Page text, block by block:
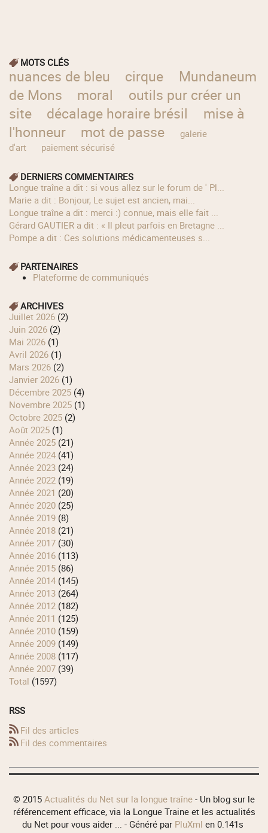
MOTS CLÉS
nuances de bleu cirque
Mundaneum
de Mons
moral
outils pur créer un
site
décalage horaire brésil
mise à
l'honneur
mot de passe
galerie
d'art
paiement sécurisé
DERNIERS COMMENTAIRES
longue traîne a dit : si vous allez sur le forum de ' Pl...
Marie a dit : Bonjour, Le sujet est ancien, mai...
longue traîne a dit : merci :) connue, mais elle fait ...
Gérard GAUTIER a dit : « Il pleut parfois en Bretagne ...
Pompe a dit : Ces solutions médicamenteuses s...
PARTENAIRES
Plateforme de communiqués
ARCHIVES
juillet 2026 (2)
juin 2026 (2)
mai 2026 (1)
avril 2026 (1)
mars 2026 (2)
janvier 2026 (1)
décembre 2025 (4)
novembre 2025 (1)
octobre 2025 (2)
août 2025 (1)
année 2025 (21)
année 2024 (41)
année 2023 (24)
année 2022 (19)
année 2021 (20)
année 2020 (25)
année 2019 (8)
année 2018 (21)
année 2017 (30)
année 2016 (113)
année 2015 (86)
année 2014 (145)
année 2013 (264)
année 2012 (182)
année 2011 (125)
année 2010 (159)
année 2009 (149)
année 2008 (117)
année 2007 (39)
total (1597)
RSS
Fil des articles
Fil des commentaires
© 2015 Actualités du Net sur la longue traîne - Un blog sur le
référencement efficace, via la Longue Traine et les actualités
du Net pour vous aider ... - Généré par PluXml en 0.141s